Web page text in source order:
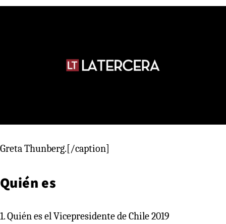
Greta Thunberg.[/caption]
Quién es
1. Quién es el Vicepresidente de Chile 2019